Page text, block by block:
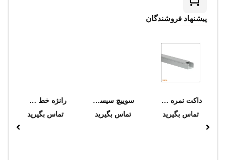
پیشنهاد فروشندگان
داکت نمره 30*30 سوپيتا
تماس بگیرید
سوييچ سيسکو مدل WS-C3750X-48PF-S
تماس بگیرید
رانژه خط شهری و داخلی
تماس بگیرید